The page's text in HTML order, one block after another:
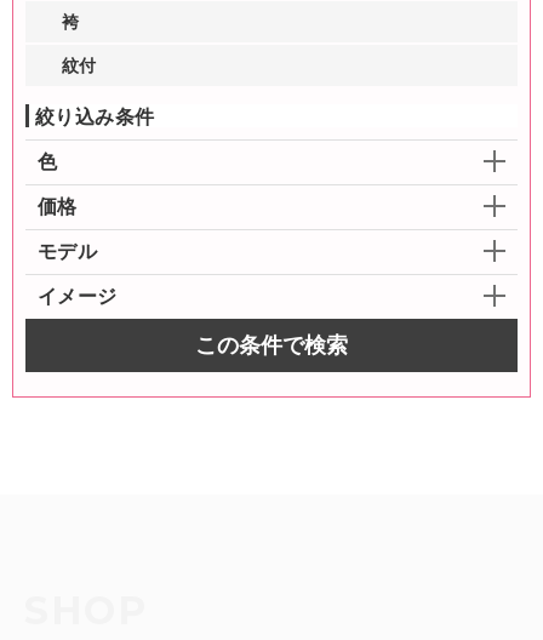
袴
紋付
絞り込み条件
色
価格
モデル
イメージ
この条件で検索